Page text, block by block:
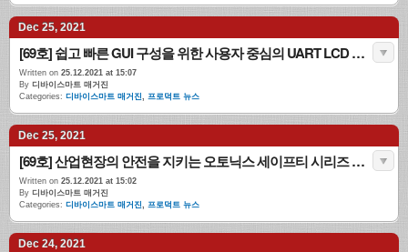
Dec 25, 2021
[69호] 쉽고 빠른 GUI 구성을 위한 사용자 중심의 UART LCD MODULE
Written on 25.12.2021 at 15:07
By 디바이스마트 매거진
Categories: 디바이스마트 매거진, 프로덕트 뉴스
Dec 25, 2021
[69호] 산업현장의 안전을 지키는 오토닉스 세이프티 시리즈 출시
Written on 25.12.2021 at 15:02
By 디바이스마트 매거진
Categories: 디바이스마트 매거진, 프로덕트 뉴스
Dec 24, 2021